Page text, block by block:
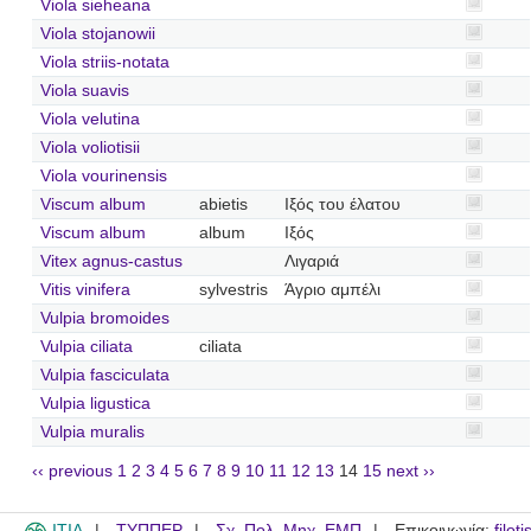
Viola sieheana
Viola stojanowii
Viola striis-notata
Viola suavis
Viola velutina
Viola voliotisii
Viola vourinensis
Viscum album
abietis
Ιξός του έλατου
Viscum album
album
Ιξός
Vitex agnus-castus
Λιγαριά
Vitis vinifera
sylvestris
Άγριο αμπέλι
Vulpia bromoides
Vulpia ciliata
ciliata
Vulpia fasciculata
Vulpia ligustica
Vulpia muralis
‹‹ previous 1 2 3 4 5 6 7 8 9 10 11 12 13 14 15 next ››